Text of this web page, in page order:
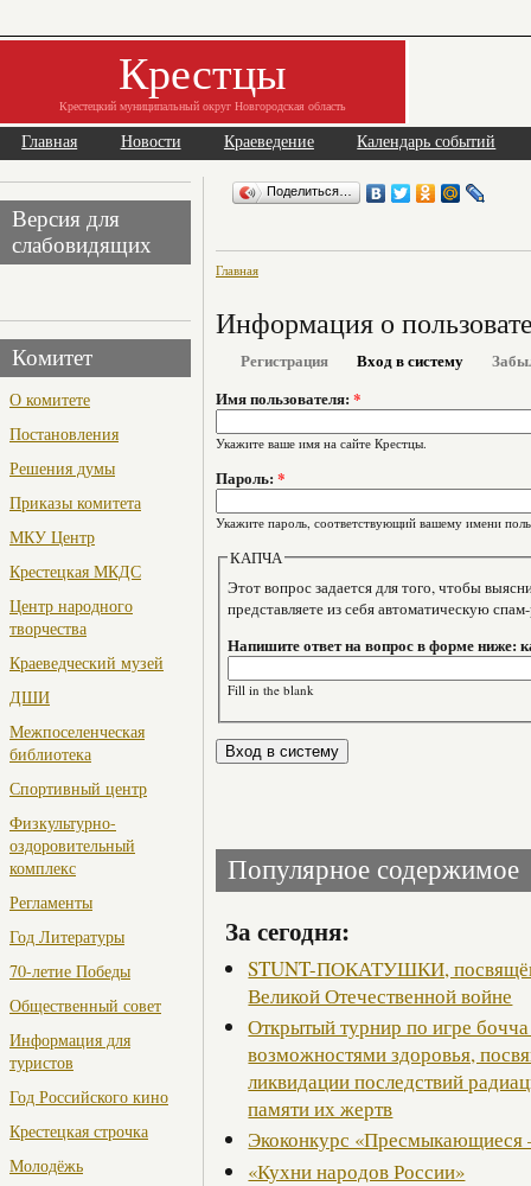
Крестцы
Крестецкий муниципальный округ Новгородская область
Главная Новости Краеведение Календарь событий
Версия для
слабовидящих
Комитет
О комитете
Постановления
Решения думы
Приказы комитета
МКУ Центр
Крестецкая МКДС
Центр народного
творчества
Краеведческий музей
ДШИ
Межпоселенческая
библиотека
Спортивный центр
Физкультурно-
оздоровительный
комплекс
Регламенты
Год Литературы
70-летие Победы
Общественный совет
Информация для
туристов
Год Российского кино
Крестецкая строчка
Молодёжь
Поделиться…
Главная
Информация о
Регистрация Вход в систему
Имя пользователя: *
Укажите ваше имя на сайте Крестцы.
Пароль: *
Укажите пароль, соответствующий вашему имени
КАПЧА
Этот вопрос задается для того, чтобы выяснить,
представляете из себя автоматическую
Напишите ответ на вопрос в форме ниже:
Fill in the blank
Популярное содержимое
За сегодня:
STUNT-ПОКАТУШКИ,
Великой Отечественной войне
Открытый турнир по игре
возможностями здоровья,
ликвидации последствий
памяти их жертв
Экоконкурс «Пресмыкающиеся
«Кухни народов России»